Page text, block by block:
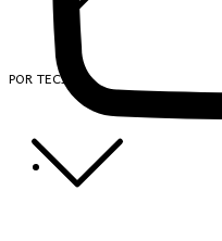
POR TECIDO